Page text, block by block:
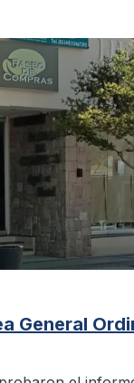
General